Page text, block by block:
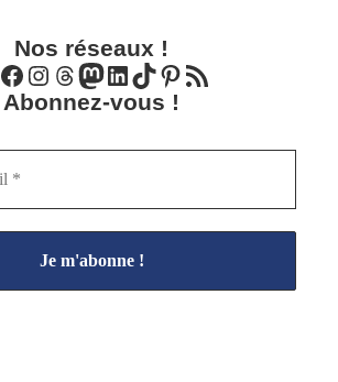
Nos réseaux !
Facebook Instagram Threads Mastodon LinkedIn TikTok Pinterest Flux RSS
Abonnez-vous !